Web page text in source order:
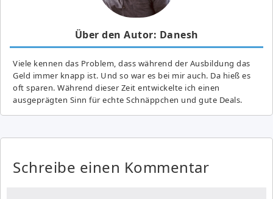
Über den Autor: Danesh
Viele kennen das Problem, dass während der Ausbildung das
Geld immer knapp ist. Und so war es bei mir auch. Da hieß es
oft sparen. Während dieser Zeit entwickelte ich einen
ausgeprägten Sinn für echte Schnäppchen und gute Deals.
Schreibe einen Kommentar